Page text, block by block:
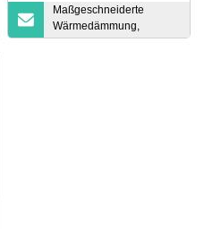
Maßgeschneiderte
Wärmedämmung,
vakuumisolierte